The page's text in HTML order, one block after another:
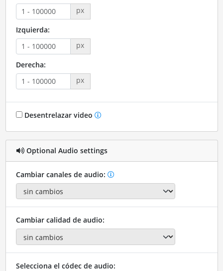
px
Izquierda:
px
Derecha:
px
Desentrelazar video
Optional Audio settings
Cambiar canales de audio:
Cambiar calidad de audio:
Selecciona el códec de audio: